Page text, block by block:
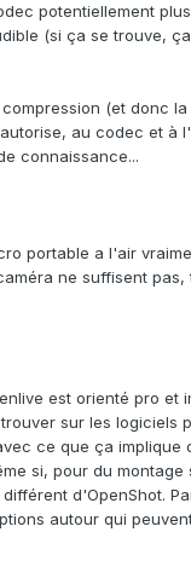
potentiellement
(si ça se trouve,
(et donc
au codec et à
connaissance...
portable a l'air
ne suffisent pas,
est orienté pro et
sur les logiciels
ce que ça implique
si, pour du
d'OpenShot.
autour qui